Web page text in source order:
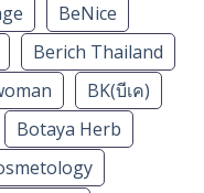
BeNice
Berich Thailand
BK(บีเค)
Botaya Herb